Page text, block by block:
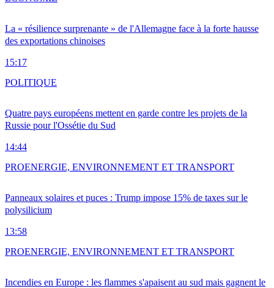
La « résilience surprenante » de l'Allemagne face à la forte hausse
des exportations chinoises
15:17
Quatre pays européens mettent en garde contre les projets de la
Russie pour l'Ossétie du Sud
14:44
POLITIQUE
Panneaux solaires et puces : Trump impose 15% de taxes sur le
polysilicium
13:58
PROENERGIE, ENVIRONNEMENT ET TRANSPORT
Incendies en Europe : les flammes s'apaisent au sud mais gagnent le
PROENERGIE, ENVIRONNEMENT ET TRANSPORT